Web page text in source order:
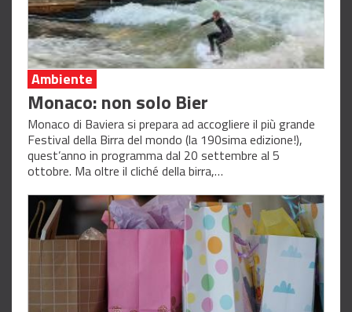
Ambiente
Monaco: non solo Bier
Monaco di Baviera si prepara ad accogliere il più grande
Festival della Birra del mondo (la 190sima edizione!),
quest’anno in programma dal 20 settembre al 5
ottobre. Ma oltre il cliché della birra,…